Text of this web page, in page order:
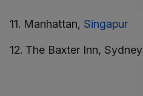
11. Manhattan, Singapur
12. The Baxter Inn, Sydney